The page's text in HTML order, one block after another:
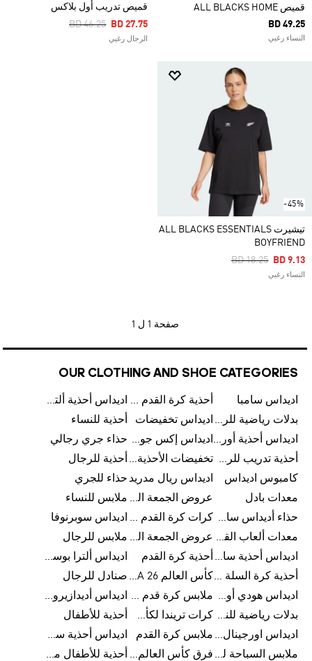
قميص ALL BLACKS HOME
BD 49.25
النساء رغبي
قميص تدريب أول بلاكس
Price Reduced From
BD 46.25ToBD 27.75
الرجال رغبي
-45%
تيشيرت ALL BLACKS ESSENTIALS
BOYFRIEND
Price Reduced
BD 18.25ToBD 9.13
النساء رغبي
صفحة 1 ل 1
OUR CLOTHING AND SHOE CATEGORIES
اديداس سامبا أحذية كرة القدم للرجال
اديداس أحذية ألترا بوست للرجال
بدلات رياضية للرجال اديداس تخفيضات
أحذية للنساء
اديداس أحذية أورجينالز
اديداس إكس جود بيلينغهام حذاء جري رجالي
أحذية تدريب للرجال
تخفيضات الأحذية للرجال أحذية للرجال
كامبوس اديداس
اديداس ريال مدريد حذاء للجري
معدات بادل
عروض الجمعة البيضاء للرجال ملابس للنساء
حذاء أديداس سامبا للأطفال
كرات كرة القدم للرجال اديداس سوبرنوفا
معدات ألعاب القوى
عروض الجمعة البيضاء للسيدات ملابس للرجال
اديداس أحذية سامبا للنساء أحذية كرة القدم
اديداس ألترا بوست
أحذية كرة السلة للرجال
كأس العالم FIFA 26™ صنادل للرجال
اديداس هودي أورجينال للنساء
ملابس كرة قدم للاطفال
اديداس أديدازيرو معدات الجري
بدلات رياضية للنساء
كرات تريندا لكأس العالم FIFA 26™
أحذية للأطفال
اديداس اورجينال ملابس ملابس كرة القدم
اديداس أحذية سوبرنوفا للرجال
ملابس السباحة للرجال
فرق كأس العالم FIFA 26™ أحذية للأطفال من 8 إلى 16 سنة